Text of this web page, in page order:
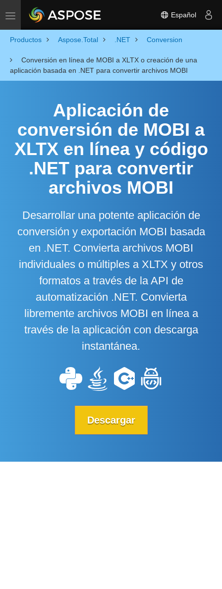
Toggle navigation Español
Productos Aspose.Total .NET Conversion
Conversión en línea de MOBI a XLTX o creación de una
aplicación basada en .NET para convertir archivos MOBI
Aplicación de
conversión de MOBI a
XLTX en línea y código
.NET para convertir
archivos MOBI
Desarrollar una potente aplicación de
conversión y exportación MOBI basada
en .NET. Convierta archivos MOBI
individuales o múltiples a XLTX y otros
formatos a través de la API de
automatización .NET. Convierta
libremente archivos MOBI en línea a
través de la aplicación con descarga
instantánea.
Descargar